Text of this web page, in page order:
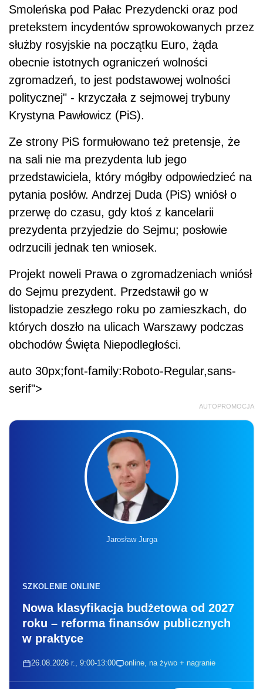
Smoleńska pod Pałac Prezydencki oraz pod
pretekstem incydentów sprowokowanych przez
służby rosyjskie na początku Euro, żąda
obecnie istotnych ograniczeń wolności
zgromadzeń, to jest podstawowej wolności
politycznej" - krzyczała z sejmowej trybuny
Krystyna Pawłowicz (PiS).
Ze strony PiS formułowano też pretensje, że
na sali nie ma prezydenta lub jego
przedstawiciela, który mógłby odpowiedzieć na
pytania posłów. Andrzej Duda (PiS) wniósł o
przerwę do czasu, gdy ktoś z kancelarii
prezydenta przyjedzie do Sejmu; posłowie
odrzucili jednak ten wniosek.
Projekt noweli Prawa o zgromadzeniach wniósł
do Sejmu prezydent. Przedstawił go w
listopadzie zeszłego roku po zamieszkach, do
których doszło na ulicach Warszawy podczas
obchodów Święta Niepodległości.
auto 30px;font-family:Roboto-Regular,sans-
serif">
AUTOPROMOCJA
Jarosław Jurga
SZKOLENIE ONLINE
Nowa klasyfikacja budżetowa od 2027
roku – reforma finansów publicznych
w praktyce
26.08.2026 r., 9:00-13:00 online, na żywo + nagranie